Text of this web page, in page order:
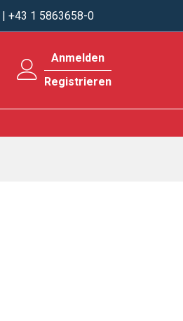
| +43 1 5863658-0
Anmelden
Registrieren